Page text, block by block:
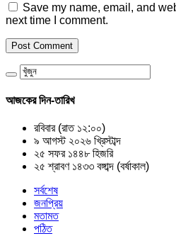
Save my name, email, and
next time I comment.
আজকের দিন-তারিখ
রবিবার (রাত ১২:০০)
৯ আগস্ট ২০২৬ খ্রিস্টাব্দ
২৫ সফর ১৪৪৮ হিজরি
২৫ শ্রাবণ ১৪৩৩ বঙ্গাব্দ (বর্ষাকাল)
সর্বশেষ
জনপ্রিয়
মতামত
পঠিত